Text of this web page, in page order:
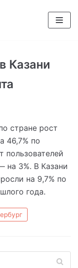
Казани
стране рост
46,7% по
пользователей
на 3%. В Казани
на 9,7% по
года.